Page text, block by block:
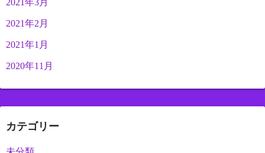
2021年3月
2021年2月
2021年1月
2020年11月
カテゴリー